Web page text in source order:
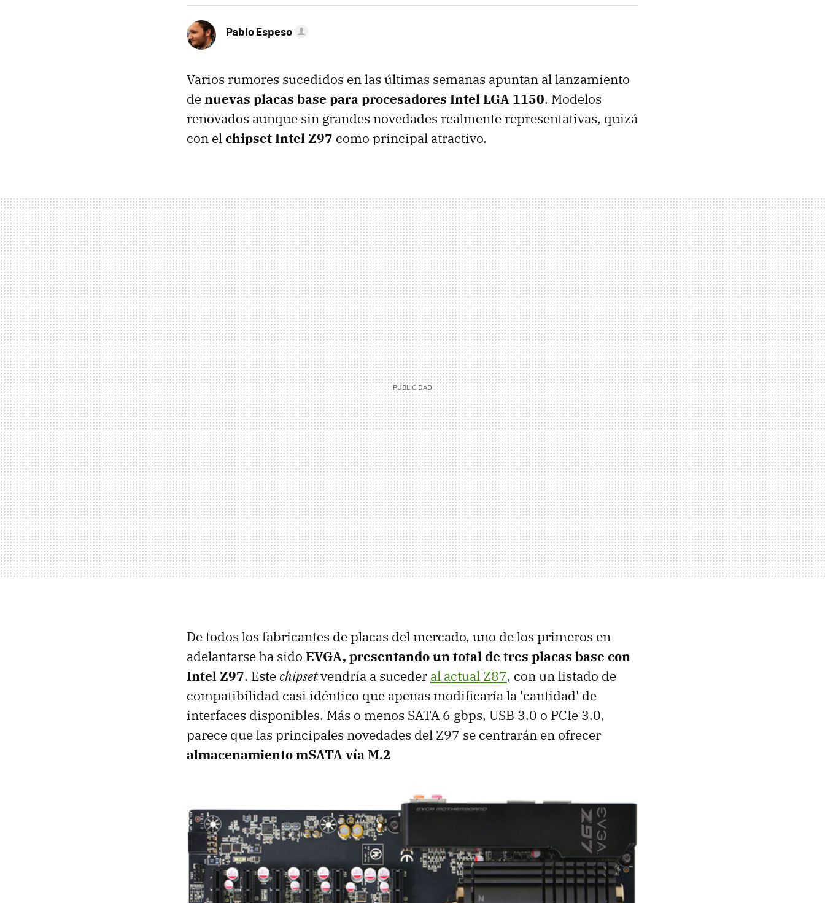
Pablo Espeso
Varios rumores sucedidos en las últimas semanas apuntan al lanzamiento
denuevas placas base para procesadores Intel LGA 1150. Modelos
renovados aunque sin grandes novedades realmente representativas, quizá
con elchipset Intel Z97 como principal atractivo.
De todos los fabricantes de placas del mercado, uno de los primeros en
adelantarse ha sido EVGA, presentando un total de tres placas base con
Intel Z97. Este chipsetvendría a suceder al actual Z87, con un listado de
compatibilidad casi idéntico que apenas modificaría la 'cantidad' de
interfaces disponibles. Más o menos SATA 6 gbps, USB 3.0 o PCIe 3.0,
parece que las principales novedades del Z97 se centrarán en ofrecer
almacenamiento mSATA vía M.2